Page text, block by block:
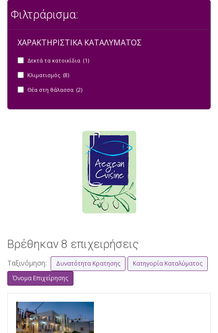
Φιλτράρισμα:
ΧΑΡΑΚΤΗΡΙΣΤΙΚΑ ΚΑΤΑΛΥΜΑΤΟΣ
Δεκτά τα κατοικίδια (1)
Κλιματισμός (8)
Θέα στη θάλασσα (2)
Βρέθηκαν 8 επιχειρήσεις
Ταξινόμηση: Δυνατότητα Κρατησης
Κατηγορία Καταλύματος
Όνομα Επιχείρησης